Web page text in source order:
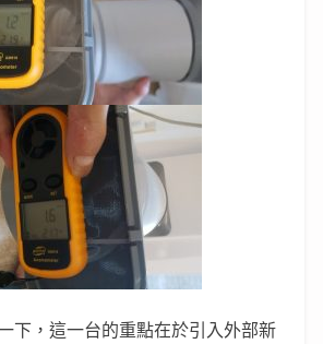
下，這一台的重點在於引入外部新